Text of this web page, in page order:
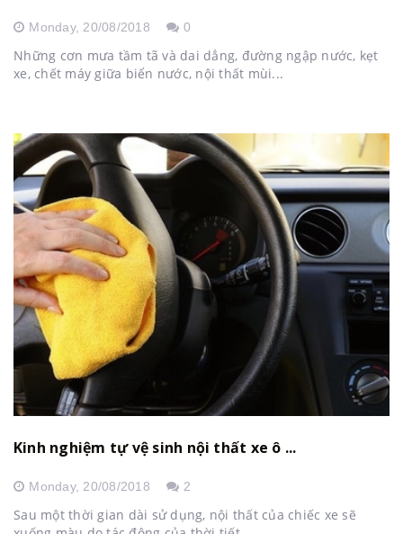
Monday, 20/08/2018 0
Những cơn mưa tầm tã và dai dẳng, đường ngập nước, kẹt
xe, chết máy giữa biển nước, nội thất mùi...
Kinh nghiệm tự vệ sinh nội thất xe ô ...
Monday, 20/08/2018 2
Sau một thời gian dài sử dụng, nội thất của chiếc xe sẽ